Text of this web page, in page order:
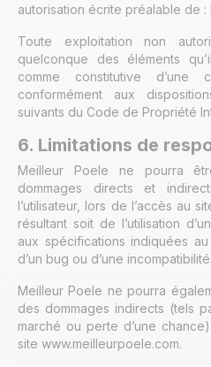
autorisation écrite préalable de :
Toute exploitation non
quelconque des éléments
comme constitutive d’une
conformément aux
suivants du Code de Propriété
6. Limitations de
Meilleur Poele ne pourra
dommages directs et
l’utilisateur, lors de l’accès au
résultant soit de l’utilisation
aux spécifications indiquées
d’un bug ou d’une incompatibilité.
Meilleur Poele ne pourra
des dommages indirects (tels
marché ou perte d’une
site www.meilleurpoele.com.